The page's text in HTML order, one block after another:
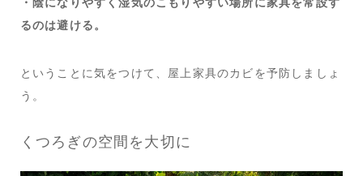
るのは避ける。
ということに気をつけて、屋上家具のカビを予防しましょ
う。
くつろぎの空間を大切に